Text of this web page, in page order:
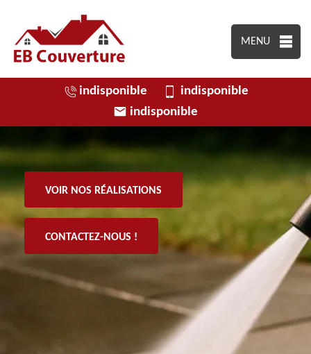
MENU
indisponible
indisponible
indisponible
VOIR NOS RÉALISATIONS
CONTACTEZ-NOUS !